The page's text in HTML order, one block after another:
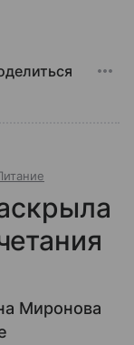
Миронова